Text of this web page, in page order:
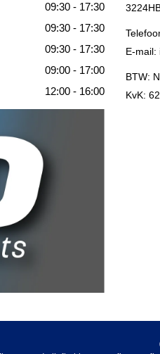
09:30 - 17:30
09:30 - 17:30
09:30 - 17:30
09:00 - 17:00
12:00 - 16:00
E-mail:
BTW:
KvK: